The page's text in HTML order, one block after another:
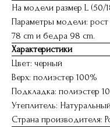
На модели размер L (50/
Параметры модели: рост
78 cm и бедра 98 cm.
Характеристики
Цвет: черный
Верх: полиэстер 100%
Подкладка: полиэстер
Утеплитель:
Страна производителя: